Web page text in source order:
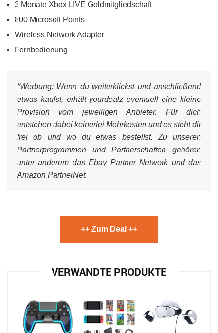
3 Monate Xbox LIVE Goldmitgliedschaft
800 Microsoft Points
Wireless Network Adapter
Fernbedienung
*Werbung: Wenn du weiterklickst und anschließend
etwas kaufst, erhält yourdealz eventuell eine kleine
Provision vom jeweiligen Anbieter. Für dich
entstehen dabei keinerlei Mehrkosten und es steht dir
frei ob und wo du etwas bestellst. Zu unseren
Partnerprogrammen und Partnerschaften gehören
unter anderem das Ebay Partner Network und das
Amazon PartnerNet.
++ Zum Deal ++
VERWANDTE PRODUKTE